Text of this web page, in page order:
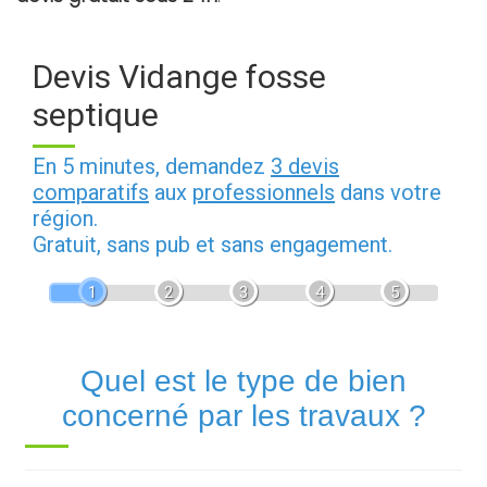
Devis Vidange fosse
septique
En 5 minutes, demandez 3 devis
comparatifs aux professionnels dans votre
région.
Gratuit, sans pub et sans engagement.
1 2 3 4 5
Quel est le type de bien
concerné par les travaux ?